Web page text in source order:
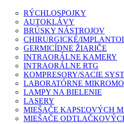
RÝCHLOSPOJKY
AUTOKLÁVY
BRÚSKY NÁSTROJOV
CHIRURGICKÉ/
GERMICÍDNE ŽIARIČE
INTRAORÁLNE KAMERY
INTRAORÁLNE RTG
KOMPRESORY/SACIE
LABORATÓRNE
LAMPY NA BIELENIE
LASERY
MIEŠAČE KAPSĽOVÝCH
MIEŠAČE